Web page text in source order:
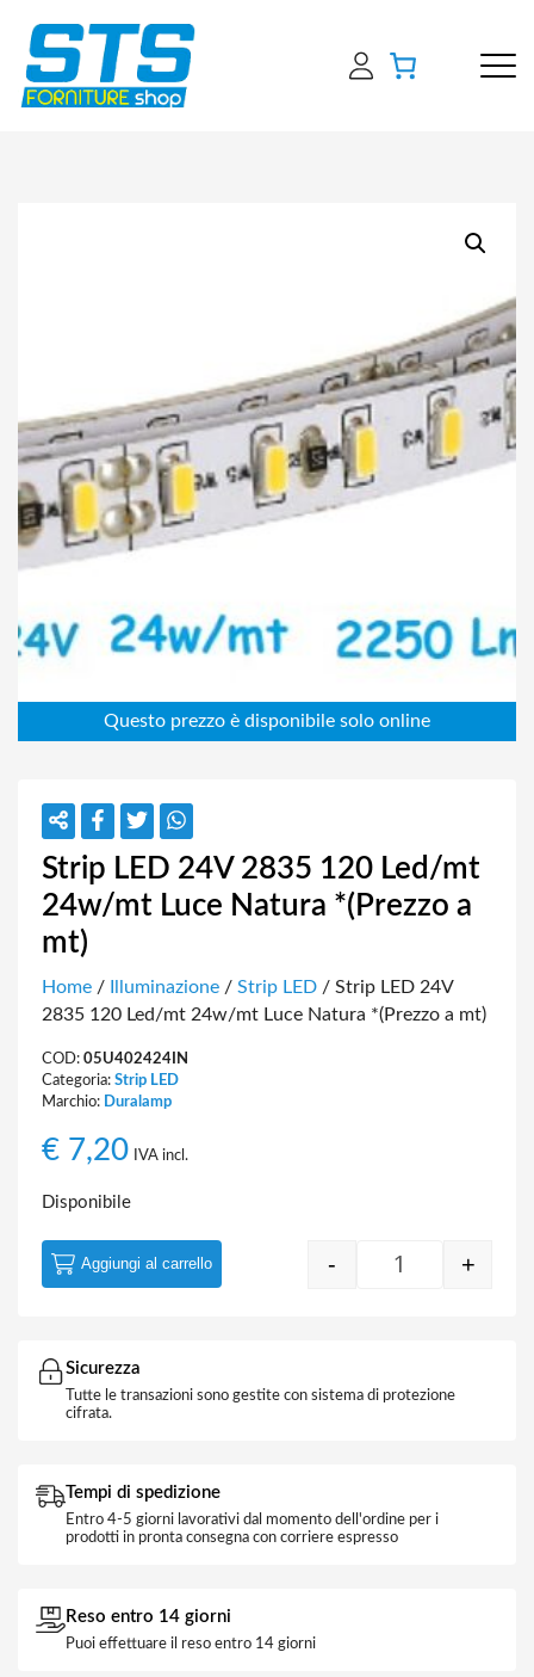
Strip LED 24V 2835 120 Led/mt
24w/mt Luce Natura *(Prezzo a
mt)
Home / Illuminazione / Strip LED / Strip LED 24V
2835 120 Led/mt 24w/mt Luce Natura *(Prezzo a mt)
COD: 05U402424IN
Categoria: Strip LED
Marchio: Duralamp
€ 7,20 IVA incl.
Disponibile
Strip LED 24V
- +
Aggiungi al carrello
Sicurezza
Tutte le transazioni sono gestite con sistema di protezione
cifrata.
Tempi di spedizione
Entro 4-5 giorni lavorativi dal momento dell'ordine per i
prodotti in pronta consegna con corriere espresso
Reso entro 14 giorni
Puoi effettuare il reso entro 14 giorni